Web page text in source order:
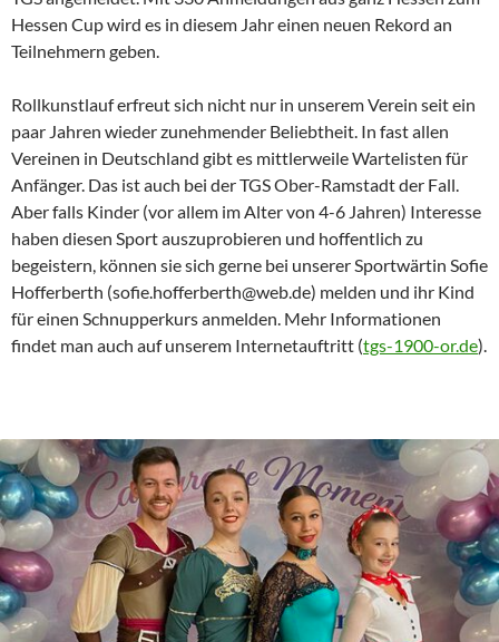
Hessen Cup wird es in diesem Jahr einen neuen Rekord an
Teilnehmern geben.
Rollkunstlauf erfreut sich nicht nur in unserem Verein seit ein
paar Jahren wieder zunehmender Beliebtheit. In fast allen
Vereinen in Deutschland gibt es mittlerweile Wartelisten für
Anfänger. Das ist auch bei der TGS Ober-Ramstadt der Fall.
Aber falls Kinder (vor allem im Alter von 4-6 Jahren) Interesse
haben diesen Sport auszuprobieren und hoffentlich zu
begeistern, können sie sich gerne bei unserer Sportwärtin Sofie
Hofferberth (sofie.hofferberth@web.de) melden und ihr Kind
für einen Schnupperkurs anmelden. Mehr Informationen
findet man auch auf unserem Internetauftritt (tgs-1900-or.de).